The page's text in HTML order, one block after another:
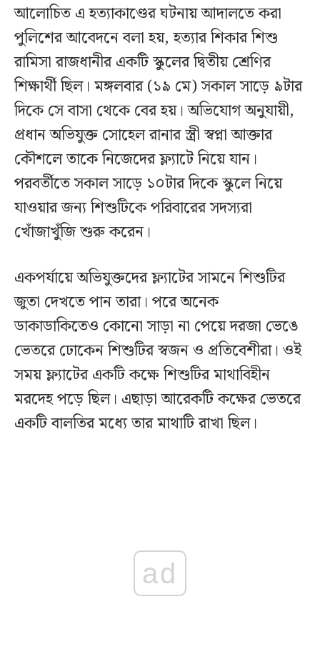
আলোচিত এ হত্যাকাণ্ডের ঘটনায় আদালতে করা
‎পুলিশের আবেদনে বলা হয়, হত্যার শিকার শিশু
রামিসা রাজধানীর একটি স্কুলের দ্বিতীয় শ্রেণির
শিক্ষার্থী ছিল। মঙ্গলবার (১৯ মে) সকাল সাড়ে ৯টার
দিকে সে বাসা থেকে বের হয়। অভিযোগ অনুযায়ী,
প্রধান অভিযুক্ত সোহেল রানার স্ত্রী স্বপ্না আক্তার
কৌশলে তাকে নিজেদের ফ্ল্যাটে নিয়ে যান।
পরবর্তীতে ‎সকাল সাড়ে ১০টার দিকে স্কুলে নিয়ে
যাওয়ার জন্য শিশুটিকে পরিবারের সদস্যরা
খোঁজাখুঁজি শুরু করেন।
একপর্যায়ে অভিযুক্তদের ফ্ল্যাটের সামনে শিশুটির
জুতা দেখতে পান তারা। পরে অনেক
ডাকাডাকিতেও কোনো সাড়া না পেয়ে দরজা ভেঙে
ভেতরে ঢোকেন শিশুটির স্বজন ও প্রতিবেশীরা। ওই
সময় ফ্ল্যাটের একটি কক্ষে শিশুটির মাথাবিহীন
মরদেহ পড়ে ছিল। এছাড়া আরেকটি কক্ষের ভেতরে
একটি বালতির মধ্যে তার মাথাটি রাখা ছিল।
ad